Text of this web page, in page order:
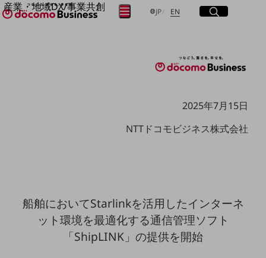
産業・地域DX/事業共創
OPEN HUB for Plural Futures
Smart Mobility
Smart Worksite
生成AI(Generative AI)
JP日本語
EN Englishサイト内検索
開く
メニュー
開く
フリーワードでNTTドコモビジネスの
2025年7月15日
NTTドコモビジネス株式会社
船舶においてStarlinkを活用したインターネ
ット環境を最適化する通信管理ソフト
「ShipLINK」の提供を開始